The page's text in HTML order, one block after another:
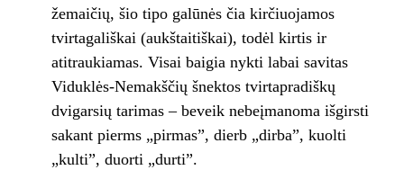
žemaičių, šio tipo galūnės čia kirčiuojamos
tvirtagališkai (aukštaitiškai), todėl kirtis ir
atitraukiamas. Visai baigia nykti labai savitas
Viduklės-Nemakščių šnektos tvirtapradiškų
dvigarsių tarimas – beveik nebeįmanoma išgirsti
sakant pierms „pirmas”, dierb „dirba”, kuolti
„kulti”, duorti „durti”.